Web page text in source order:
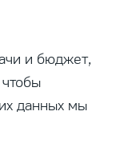
и бюджет,
данных мы